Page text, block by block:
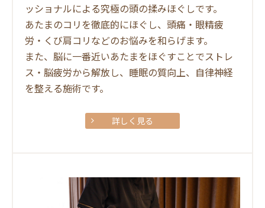
ッショナルによる究極の頭の揉みほぐしです。
あたまのコリを徹底的にほぐし、頭痛・眼精疲
労・くび肩コリなどのお悩みを和らげます。
また、脳に一番近いあたまをほぐすことでストレ
ス・脳疲労から解放し、睡眠の質向上、自律神経
を整える施術です。
詳しく見る